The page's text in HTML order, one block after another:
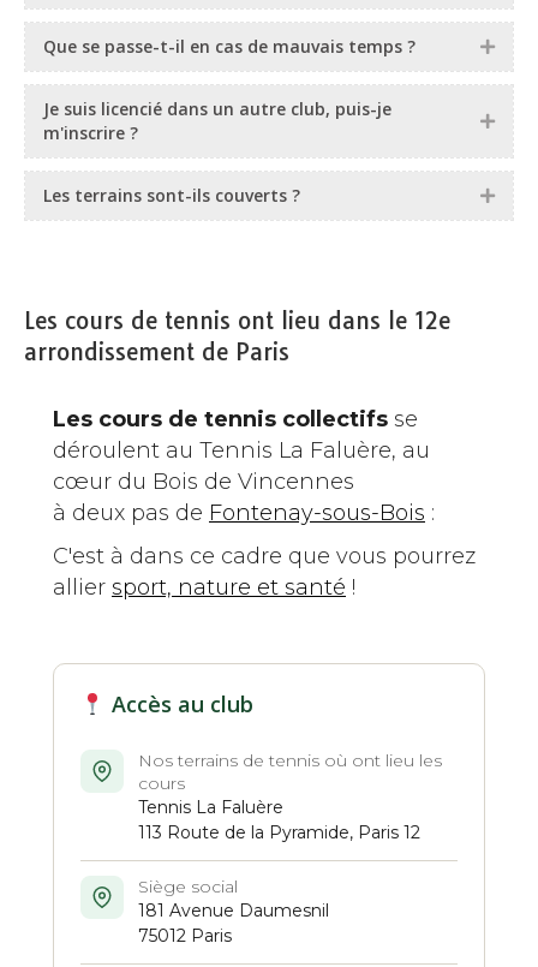
Que se passe-t-il en cas de mauvais temps ?
Je suis licencié dans un autre club, puis-je
m'inscrire ?
Les terrains sont-ils couverts ?
Les cours de tennis ont lieu dans le 12e
arrondissement de Paris
Les cours de tennis collectifs se
déroulent au Tennis La Faluère, au
cœur du Bois de Vincennes
à deux pas de Fontenay-sous-Bois :
C'est à dans ce cadre que vous pourrez
allier sport, nature et santé !
Accès au club
Nos terrains de tennis où ont lieu les
cours
Tennis La Faluère
113 Route de la Pyramide, Paris 12
Siège social
181 Avenue Daumesnil
75012 Paris